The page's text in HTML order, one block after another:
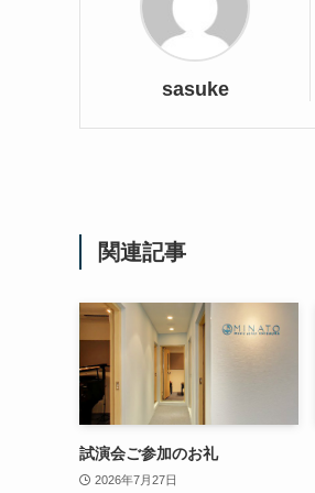
sasuke
関連記事
試演会ご参加のお礼
2026年7月27日